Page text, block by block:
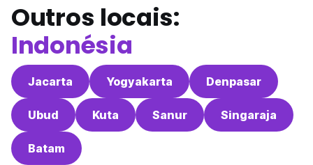
Outros locais:
Indonésia
Jacarta Yogyakarta Denpasar
Ubud Kuta Sanur Singaraja
Batam